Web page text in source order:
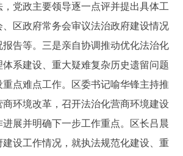
党政主要领导逐一点评并提出具体工
区政府常务会审议法治政府建设情况
告等。三是亲自协调推动优化法治化
系建设、重大疑难复杂历史遗留问题
点难点工作。区委书记喻华锋主持推
环境改革，召开法治化营商环境建设
展并明确下一步工作重点。区长吕晨
设工作情况，就执法规范化建设、重